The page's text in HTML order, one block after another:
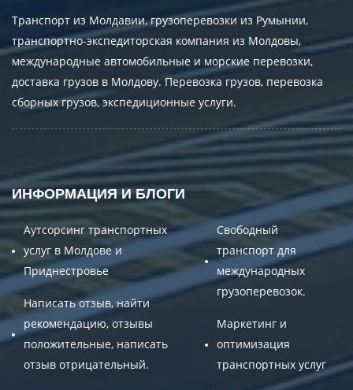
Транспорт из Молдавии, грузоперевозки из Румынии,
транспортно-экспедиторская компания из Молдовы,
международные автомобильные и морские перевозки,
доставка грузов в Молдову. Перевозка грузов, перевозка
сборных грузов, экспедиционные услуги.
ИНФОРМАЦИЯ И БЛОГИ
Аутсорсинг транспортных
услуг в Молдове и
Приднестровье
Написать отзыв, найти
рекомендацию, отзывы
положительные, написать
отзыв отрицательный.
Свободный
транспорт для
международных
грузоперевозок.
Маркетинг и
оптимизация
транспортных услуг